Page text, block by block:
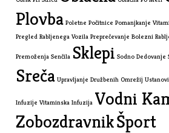
Plovba Poletne Počitnice Pomanjkanje
Pregled Rabljenega Vozila Preprečevanje Bolezni
Premoženja Senčila Sklepi Sodno Dedovanje
Sreča Upravljanje Družbenih Omrežij
Infuzije Vitaminska Infuzija Vodni
ZobozdravnikŠport